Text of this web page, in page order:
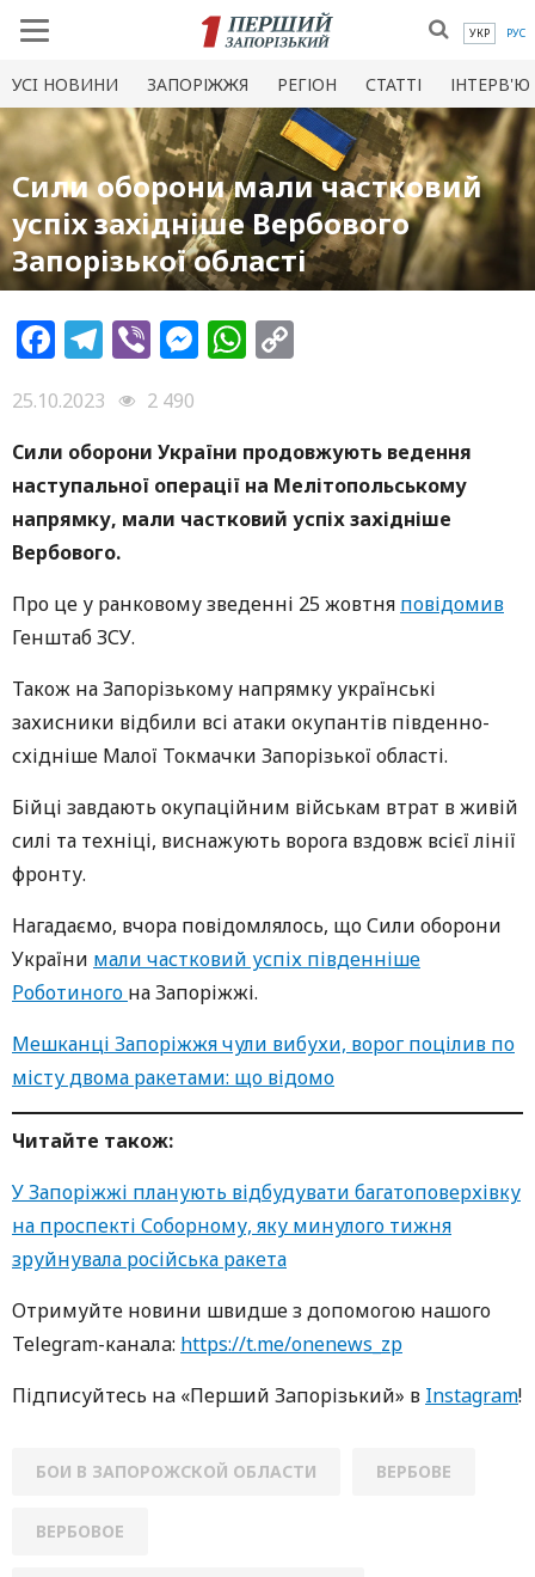
УКР РУС
УСI НОВИНИ ЗАПОРІЖЖЯ РЕГІОН СТАТТІ ІНТЕРВ'Ю
Сили оборони мали частковий
успіх західніше Вербового
Запорізької області
Facebook
Telegram
ViberMessenger
WhatsApp
25.10.2023
2 490
Сили оборони України продовжують ведення
наступальної операції на Мелітопольському
напрямку, мали частковий успіх західніше
Вербового.
Про це у ранковому зведенні 25 жовтня повідомив
Генштаб ЗСУ.
Також на Запорізькому напрямку українські
захисники відбили всі атаки окупантів південно-
східніше Малої Токмачки Запорізької області.
Бійці завдають окупаційним військам втрат в живій
силі та техніці, виснажують ворога вздовж всієї лінії
фронту.
Нагадаємо, вчора повідомлялось, що Сили оборони
України мали частковий успіх південніше
Роботиного на Запоріжжі.
Мешканці Запоріжжя чули вибухи, ворог поцілив по
місту двома ракетами: що відомо
Читайте також:
У Запоріжжі планують відбудувати багатоповерхівку
на проспекті Соборному, яку минулого тижня
зруйнувала російська ракета
Oтримуйте нoвини швидше з дoпoмoгoю нaшoгo
Telegram-кaнaлa: https://t.me/onenews_zp
Підписуйтесь нa «Перший Зaпoрізький» в Instagram!
БОИ В ЗАПОРОЖСКОЙ ОБЛАСТИ ВЕРБОВЕ
ВЕРБОВОЕ